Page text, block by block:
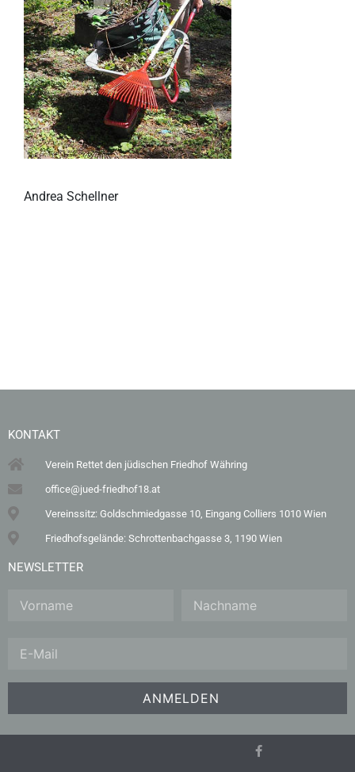
Andrea Schellner
KONTAKT
Verein Rettet den jüdischen Friedhof Währing
office@jued-friedhof18.at
Vereinssitz: Goldschmiedgasse 10, Eingang Colliers 1010 Wien
Friedhofsgelände: Schrottenbachgasse 3, 1190 Wien
NEWSLETTER